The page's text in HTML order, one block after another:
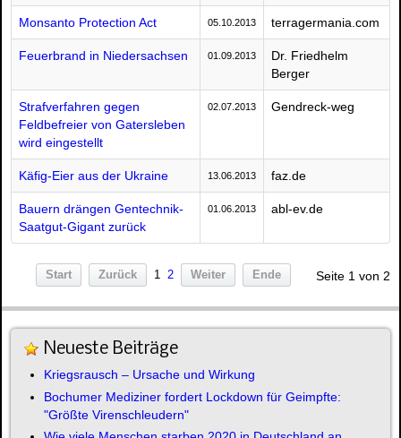
Monsanto Protection Act 05.10.2013 terragermania.com
Feuerbrand in Niedersachsen 01.09.2013
Dr. Friedhelm
Berger
Strafverfahren gegen
Feldbefreier von Gatersleben
wird eingestellt
02.07.2013 Gendreck-weg
Käfig-Eier aus der Ukraine 13.06.2013 faz.de
Bauern drängen Gentechnik-
Saatgut-Gigant zurück
01.06.2013 abl-ev.de
Seite 1 von 2
Start Zurück 1 2 Weiter Ende
Neueste Beiträge
Kriegsrausch – Ursache und Wirkung
Bochumer Mediziner fordert Lockdown für Geimpfte:
"Größte Virenschleudern"